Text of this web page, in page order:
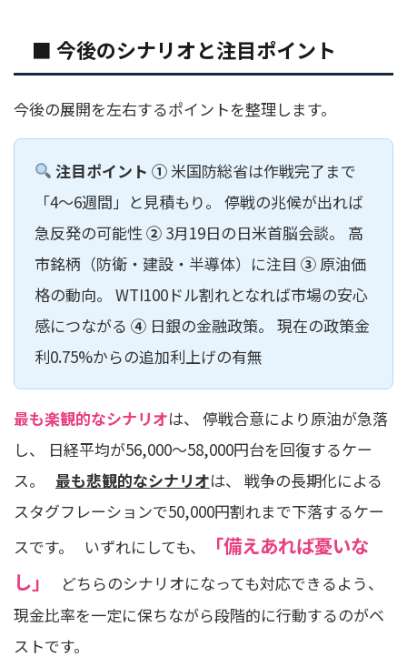
■ 今後のシナリオと注目ポイント
今後の展開を左右するポイントを整理します。
注目ポイント ① 米国防総省は作戦完了まで
「4〜6週間」と見積もり。 停戦の兆候が出れば
急反発の可能性 ② 3月19日の日米首脳会談。 高
市銘柄（防衛・建設・半導体）に注目 ③ 原油価
格の動向。 WTI100ドル割れとなれば市場の安心
感につながる ④ 日銀の金融政策。 現在の政策金
利0.75%からの追加利上げの有無
最も楽観的なシナリオは、 停戦合意により原油が急落
し、 日経平均が56,000〜58,000円台を回復するケー
ス。 最も悲観的なシナリオは、 戦争の長期化による
スタグフレーションで50,000円割れまで下落するケー
スです。 いずれにしても、
「備えあれば憂いな
し」
どちらのシナリオになっても対応できるよう、
現金比率を一定に保ちながら段階的に行動するのがベ
ストです。